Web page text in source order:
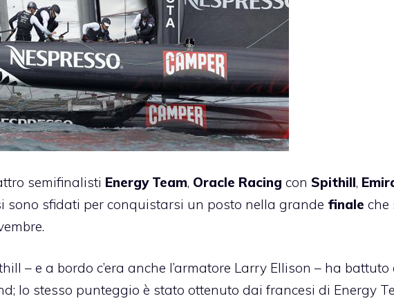
semifinalisti Energy Team, Oracle Racing con Spithill,
sono sfidati per conquistarsi un posto nella grande finale che
– e a bordo c’era anche l’armatore Larry Ellison – ha battuto
lo stesso punteggio è stato ottenuto dai francesi di Energy